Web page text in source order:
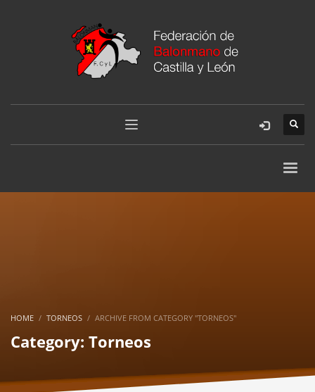
HOME TORNEOS ARCHIVE FROM CATEGORY "TORNEOS"
Category: Torneos